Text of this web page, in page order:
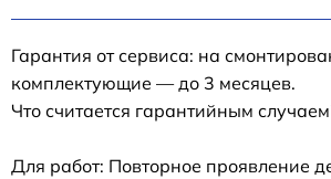
Гарантия от сервиса: на
комплектующие — до 3 месяцев.
Что считается гарантийным
Для работ: Повторное проявление